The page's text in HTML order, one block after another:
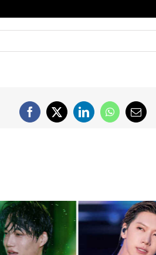
Facebook
X LinkedInWhatsApp
Email